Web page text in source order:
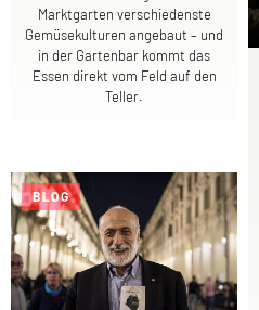
Marktgarten verschiedenste
Gemüsekulturen angebaut – und
in der Gartenbar kommt das
Essen direkt vom Feld auf den
Teller.
BLOG